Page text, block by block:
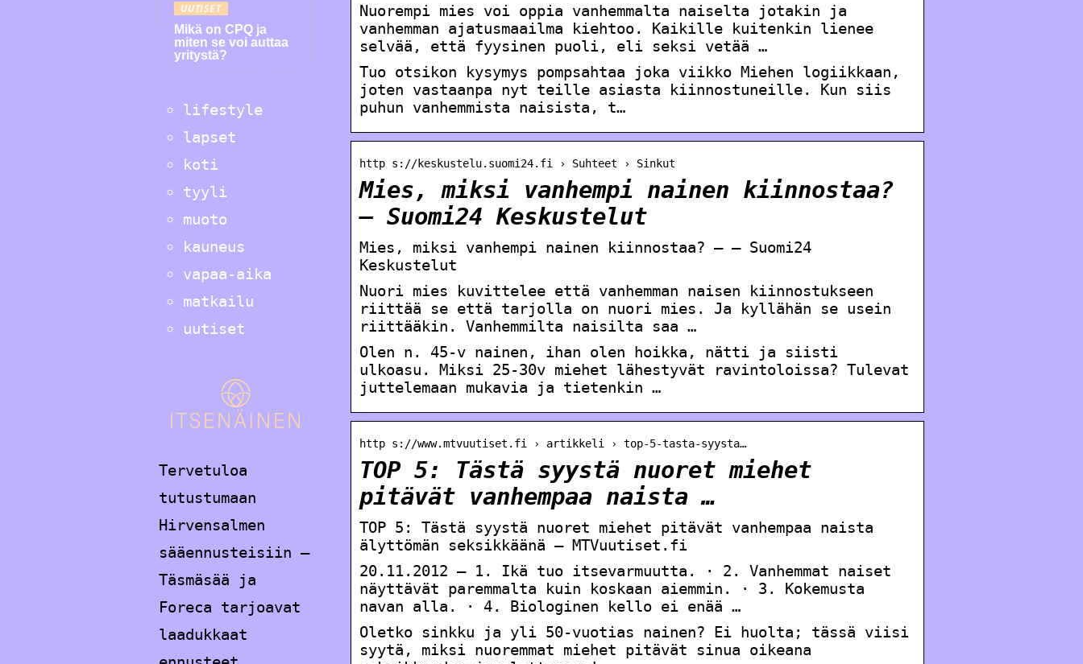
Nuorempi mies voi oppia vanhemmalta naiselta jotakin ja
vanhemman ajatusmaailma kiehtoo. Kaikille kuitenkin lienee
selvää, että fyysinen puoli, eli seksi vetää …
Tuo otsikon kysymys pompsahtaa joka viikko Miehen logiikkaan,
joten vastaanpa nyt teille asiasta kiinnostuneille. Kun siis
puhun vanhemmista naisista, t…
http s://keskustelu.suomi24.fi › Suhteet › Sinkut
Mies, miksi vanhempi nainen kiinnostaa?
– Suomi24 Keskustelut
Mies, miksi vanhempi nainen kiinnostaa? – – Suomi24
Keskustelut
Nuori mies kuvittelee että vanhemman naisen kiinnostukseen
riittää se että tarjolla on nuori mies. Ja kyllähän se usein
riittääkin. Vanhemmilta naisilta saa …
Olen n. 45-v nainen, ihan olen hoikka, nätti ja siisti
ulkoasu. Miksi 25-30v miehet lähestyvät ravintoloissa? Tulevat
juttelemaan mukavia ja tietenkin …
http s://www.mtvuutiset.fi › artikkeli › top-5-tasta-syysta…
TOP 5: Tästä syystä nuoret miehet
pitävät vanhempaa naista …
TOP 5: Tästä syystä nuoret miehet pitävät vanhempaa naista
älyttömän seksikkäänä – MTVuutiset.fi
20.11.2012 — 1. Ikä tuo itsevarmuutta. · 2. Vanhemmat naiset
näyttävät paremmalta kuin koskaan aiemmin. · 3. Kokemusta
navan alla. · 4. Biologinen kello ei enää …
Oletko sinkku ja yli 50-vuotias nainen? Ei huolta; tässä viisi
syytä, miksi nuoremmat miehet pitävät sinua oikeana
UUTISET
Mikä on CPQ ja
miten se voi auttaa
yritystä?
lifestyle
lapset
koti
tyyli
muoto
kauneus
vapaa-aika
matkailu
uutiset
Tervetuloa
tutustumaan
Hirvensalmen
sääennusteisiin –
Täsmäsää ja
Foreca tarjoavat
laadukkaat